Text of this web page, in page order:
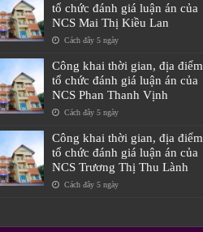
tổ chức đánh giá luận án của
NCS Mai Thị Kiều Lan
Cách đây 5 ngày
Công khai thời gian, địa điểm
tổ chức đánh giá luận án của
NCS Phan Thanh Vịnh
Cách đây 5 ngày
Công khai thời gian, địa điểm
tổ chức đánh giá luận án của
NCS Trương Thị Thu Lành
Cách đây 5 ngày